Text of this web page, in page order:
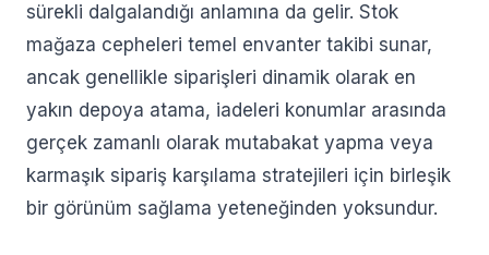
sürekli dalgalandığı anlamına da gelir. Stok
mağaza cepheleri temel envanter takibi sunar,
ancak genellikle siparişleri dinamik olarak en
yakın depoya atama, iadeleri konumlar arasında
gerçek zamanlı olarak mutabakat yapma veya
karmaşık sipariş karşılama stratejileri için birleşik
bir görünüm sağlama yeteneğinden yoksundur.